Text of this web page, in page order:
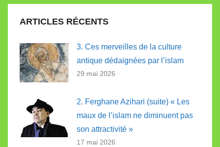
ARTICLES RÉCENTS
3. Ces merveilles de la culture
antique dédaignées par l’islam
29 mai 2026
2. Ferghane Azihari (suite) « Les
maux de l’islam ne diminuent pas
son attractivité »
17 mai 2026